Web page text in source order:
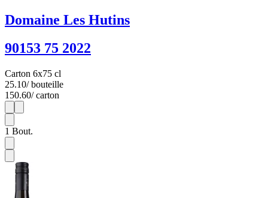
Domaine Les Hutins
90153 75 2022
Carton 6x75 cl
25.10/ bouteille
150.60/ carton
1
1 Bout.